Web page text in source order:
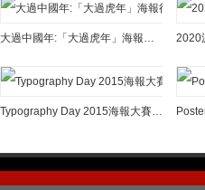
大過中國年:「大過虎年」海報征集大賽獲獎作品欣賞
Typography Day 2015海報大賽獲獎作品欣賞